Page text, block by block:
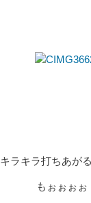
キラキラ打ちあが
もぉぉぉ